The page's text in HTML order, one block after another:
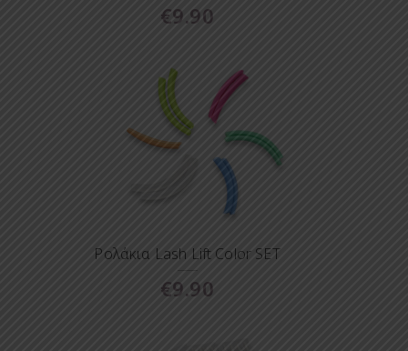
€9.90
Ρολάκια Lash Lift Color SET
€9.90